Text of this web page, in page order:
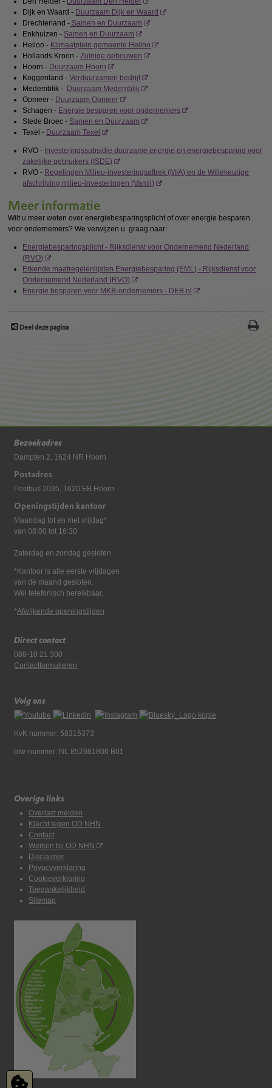
Dijk en Waard - Duurzaam Dijk en Waard
Drechterland - Samen en Duurzaam
Enkhuizen - Samen en Duurzaam
Heiloo - Klimaatplein gemeente Heiloo
Hollands Kroon - Zuinige gebouwen
Hoorn - Duurzaam Hoorn
Koggenland -Verduurzamen bedrijf
Medemblik - Duurzaam Medemblik
Opmeer - Duurzaam Opmeer
Schagen - Energie besparen voor ondernemers
Stede Broec - Samen en Duurzaam
Texel - Duurzaam Texel
RVO - Investeringssubsidie duurzame energie en energiebesparing voor
zakelijke gebruikers (ISDE)
RVO - Regelingen Milieu-investeringsaftrek (MIA) en de Willekeurige
afschrijving milieu-investeringen (Vamil)
Meer informatie
Wilt u meer weten over energiebesparingsplicht of over energie besparen
voor ondernemers? We verwijzen u graag naar:
Energiebesparingsplicht - Rijksdienst voor Ondernemend Nederland
(RVO)
Erkende maatregelenlijsten Energiebesparing (EML) - Rijksdienst voor
Ondernemend Nederland (RVO)
Energie besparen voor MKB-ondernemers - DEB.nl
Deel deze pagina
Bezoekadres
Dampten 2, 1624 NR Hoorn
Postadres
Postbus 2095, 1620 EB Hoorn
Openingstijden kantoor
Maandag tot en met vrijdag*
van 08:00 tot 16:30
Zaterdag en zondag gesloten
*Kantoor is alle eerste vrijdagen
van de maand gesloten.
Wel telefonisch bereikbaar.
*Afwijkende openingstijden
Direct contact
088-10 21 300
Contactformulieren
Volg ons
KvK nummer: 58315373
btw-nummer: NL 852981806 B01
Overige links
Overlast melden
Klacht tegen OD NHN
Contact
Werken bij OD NHN
Disclaimer
Privacyverklaring
Cookieverklaring
Toegankelijkheid
Sitemap